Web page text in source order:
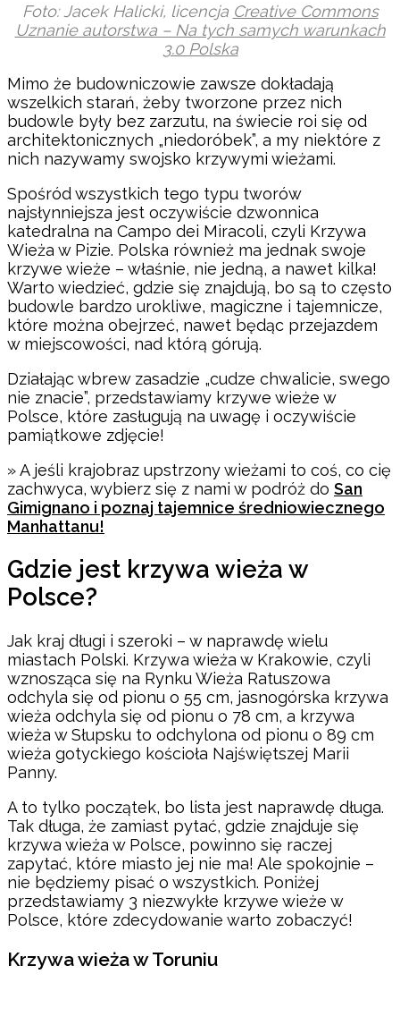
Foto: Jacek Halicki, licencja Creative Commons
Uznanie autorstwa – Na tych samych warunkach
3.0 Polska
Mimo że budowniczowie zawsze dokładają
wszelkich starań, żeby tworzone przez nich
budowle były bez zarzutu, na świecie roi się od
architektonicznych „niedoróbek”, a my niektóre z
nich nazywamy swojsko krzywymi wieżami.
Spośród wszystkich tego typu tworów
najsłynniejsza jest oczywiście dzwonnica
katedralna na Campo dei Miracoli, czyli Krzywa
Wieża w Pizie. Polska również ma jednak swoje
krzywe wieże – właśnie, nie jedną, a nawet kilka!
Warto wiedzieć, gdzie się znajdują, bo są to często
budowle bardzo urokliwe, magiczne i tajemnicze,
które można obejrzeć, nawet będąc przejazdem
w miejscowości, nad którą górują.
Działając wbrew zasadzie „cudze chwalicie, swego
nie znacie”, przedstawiamy krzywe wieże w
Polsce, które zasługują na uwagę i oczywiście
pamiątkowe zdjęcie!
» A jeśli krajobraz upstrzony wieżami to coś, co cię
zachwyca, wybierz się z nami w podróż do San
Gimignano i poznaj tajemnice średniowiecznego
Manhattanu!
Gdzie jest krzywa wieża w
Polsce?
Jak kraj długi i szeroki – w naprawdę wielu
miastach Polski. Krzywa wieża w Krakowie, czyli
wznosząca się na Rynku Wieża Ratuszowa
odchyla się od pionu o 55 cm, jasnogórska krzywa
wieża odchyla się od pionu o 78 cm, a krzywa
wieża w Słupsku to odchylona od pionu o 89 cm
wieża gotyckiego kościoła Najświętszej Marii
Panny.
A to tylko początek, bo lista jest naprawdę długa.
Tak długa, że zamiast pytać, gdzie znajduje się
krzywa wieża w Polsce, powinno się raczej
zapytać, które miasto jej nie ma! Ale spokojnie –
nie będziemy pisać o wszystkich. Poniżej
przedstawiamy 3 niezwykłe krzywe wieże w
Polsce, które zdecydowanie warto zobaczyć!
Krzywa wieża w Toruniu